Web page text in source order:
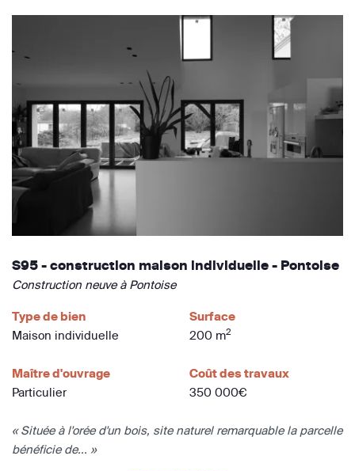
S95 - construction maison individuelle - Pontoise
Construction neuve à Pontoise
Type de bien
Maison individuelle
Surface
200 m2
Maître d'ouvrage
Particulier
Coût des travaux
350 000€
« Située à l'orée d'un bois, site naturel remarquable la parcelle
bénéficie de... »